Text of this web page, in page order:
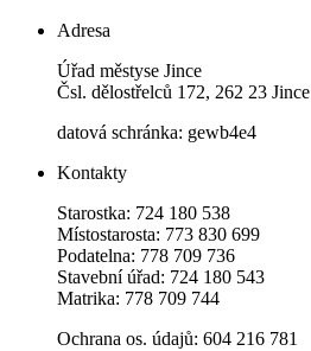
Adresa
Úřad městyse Jince
Čsl. dělostřelců 172, 262 23 Jince
datová schránka: gewb4e4
Kontakty
Starostka: 724 180 538
Místostarosta: 773 830 699
Podatelna: 778 709 736
Stavební úřad: 724 180 543
Matrika: 778 709 744
Ochrana os. údajů: 604 216 781